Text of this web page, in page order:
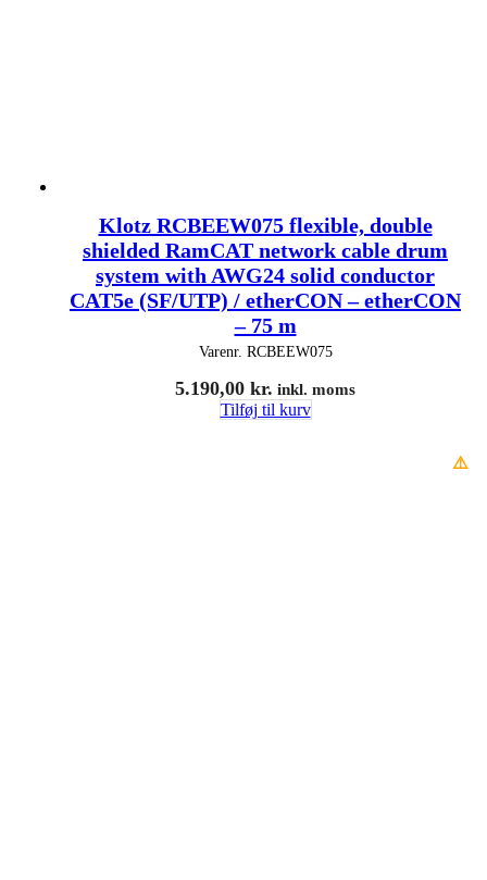
Klotz RCBEEW075 flexible, double
shielded RamCAT network cable drum
system with AWG24 solid conductor
CAT5e (SF/UTP) / etherCON – etherCON
– 75 m
Varenr. RCBEEW075
5.190,00 kr. inkl. moms
Tilføj til kurv
⚠️